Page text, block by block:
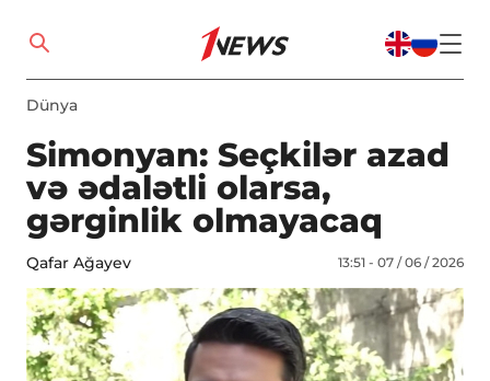
Dünya
Simonyan: Seçkilər azad
və ədalətli olarsa,
gərginlik olmayacaq
Qafar Ağayev 13:51 - 07 / 06 / 2026